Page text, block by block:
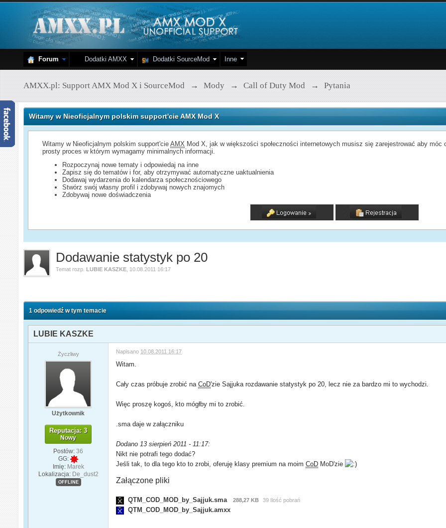
Forum Dodatki AMXX Dodatki SourceMod Inne
AMXX.pl: Support AMX Mod X i SourceMod → Mody → Call of Duty Mod → Pytania
Witamy w Nieoficjalnym polskim support'cie AMX Mod X
Witamy w Nieoficjalnym polskim support'cieAMX Mod X, jak w większości społeczności internetowych musisz się zarejestrować aby
prosty proces w którym wymagamy minimalnych informacji.
Rozpoczynaj nowe tematy i odpowiedaj na inne
Zapisz się do tematów i for, aby otrzymywać automatyczne uaktualnienia
Dodawaj wydarzenia do kalendarza społecznościowego
Stwórz swój własny profil i zdobywaj nowych znajomych
Zdobywaj nowe doświadczenia
Dodawanie statystyk po 20
Temat rozp.LUBIE KASZKE 10.08.2011 16:17
1 odpowiedź w tym temacie
LUBIE KASZKE
Życzliwy
Użytkownik
Reputacja: 3
Nowy
Postów: 36
GG:
Imię: Marek
Lokalizacja: De_dust2
OFFLINE
Napisano 10.08.2011 16:17
Witam.
Cały czas próbuje zrobić naCoD'zie Sajjuka rozdawanie statystyk po 20, lecz nie za bardzo mi to wychodzi.
Więc proszę kogoś, kto mógłby mi to zrobić.
.sma daje w załączniku
Dodano 13 sierpień 2011 - 11:17:
Nikt nie potrafi tego dodać?
Jeśli tak, to dla tego kto to zrobi, oferuję klasy premium na moimCoD MoD'zie
Załączone pliki
QTM_COD_MOD_by_Sajjuk.sma 288,27 KB 39 Ilość pobrań
QTM_COD_MOD_by_Sajjuk.amxx